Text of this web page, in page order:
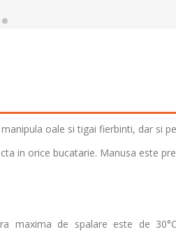
oale si tigai fierbinti, dar si
in orice bucatarie. Manusa este
maxima de spalare este de